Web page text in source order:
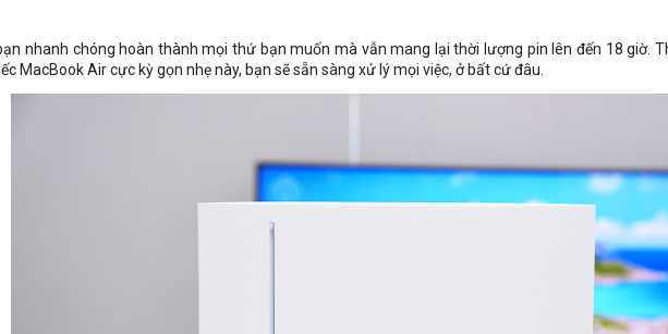
nhanh chóng hoàn thành mọi thứ bạn muốn mà vẫn mang lại thời lượng pin lên đến 18 giờ.
MacBook Air cực kỳ gọn nhẹ này, bạn sẽ sẵn sàng xử lý mọi việc, ở bất cứ đâu.